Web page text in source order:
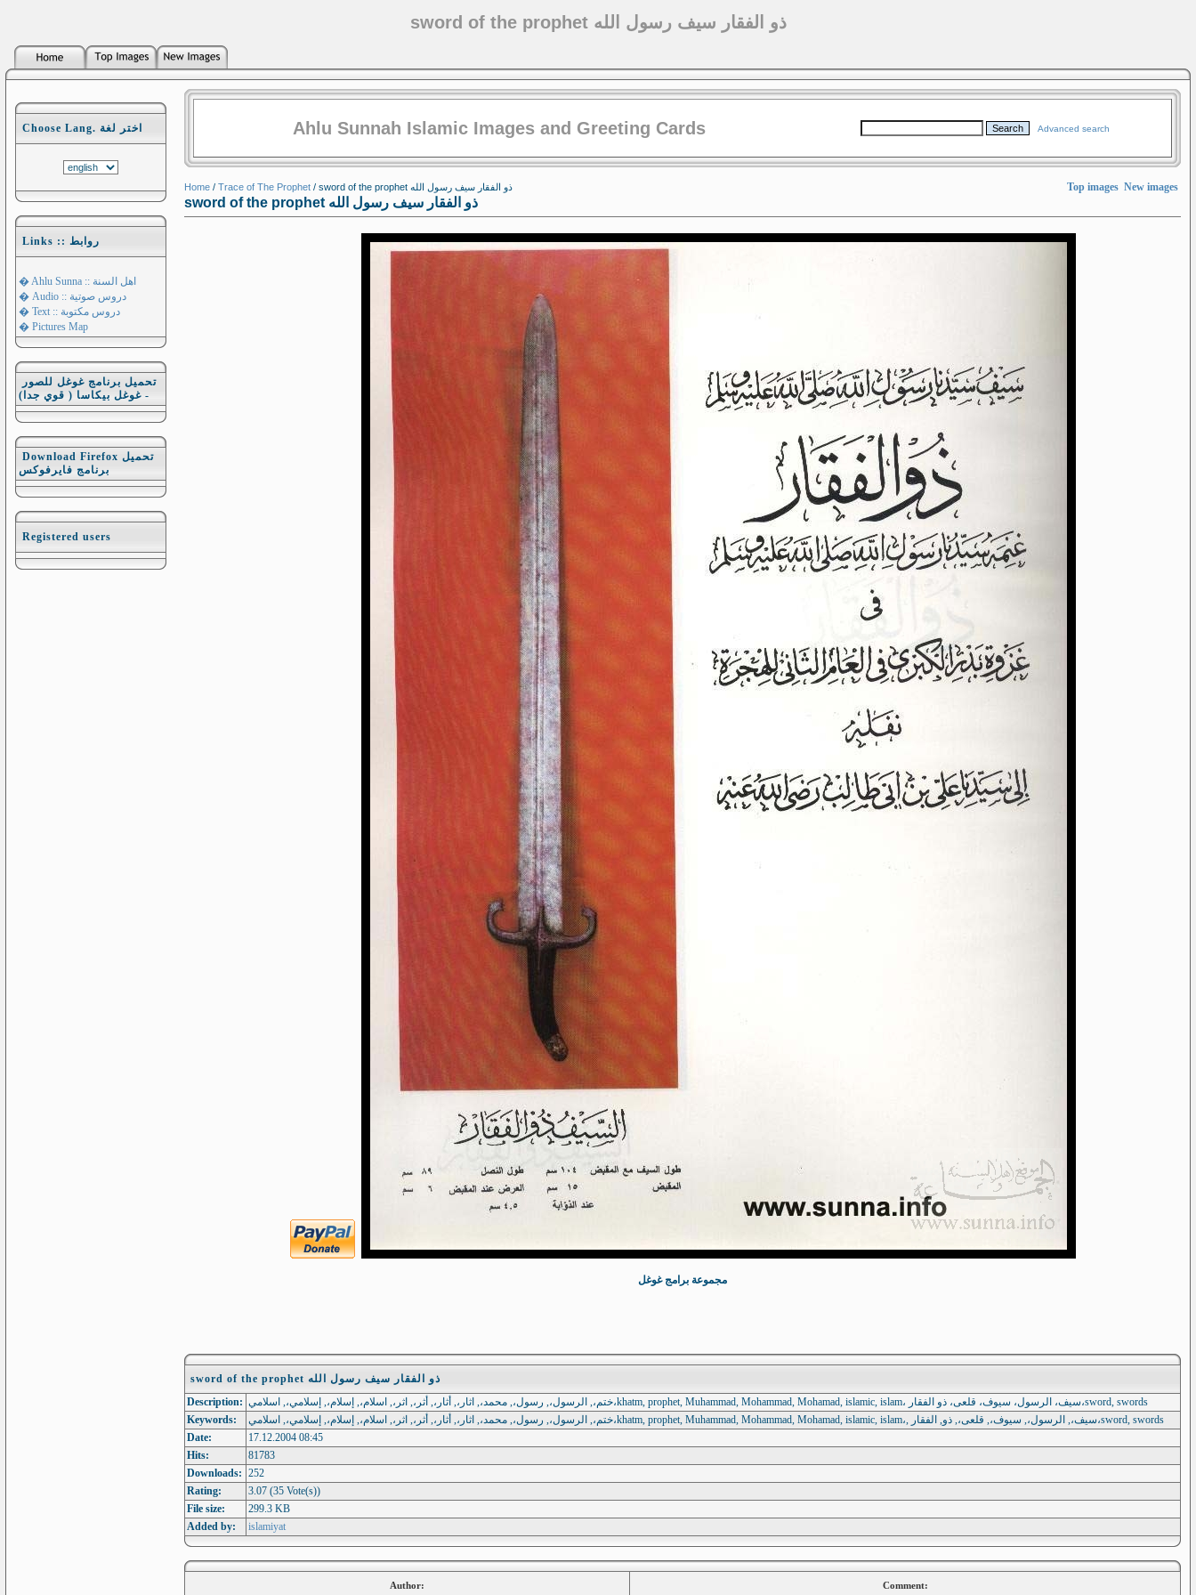
sword of the prophet ذو الفقار سيف رسول الله
Choose Lang. اختر لغة
Links :: روابط
� Ahlu Sunna :: اهل السنة
� Audio :: دروس صوتية
� Text :: دروس مكتوبة
� Pictures Map
تحميل برنامج غوغل للصور
- غوغل بيكاسا ( قوي جدا)
Download Firefox تحميل
برنامج فايرفوكس
Registered users
Ahlu Sunnah Islamic Images and Greeting Cards Advanced search
Home / Trace of The Prophet / sword of the prophet ذو الفقار سيف رسول الله Top images New images
sword of the prophet ذو الفقار سيف رسول الله
مجموعة برامج غوغل
sword of the prophet ذو الفقار سيف رسول الله
Description:
ختم،, الرسول،, رسول،, محمد،, اثار،, أثار،, أثر،, اثر،, اسلام،, إسلام،, إسلامي،, اسلامي،khatm, prophet, Muhammad, Mohammad, Mohamad, islamic, islam، سيف، الرسول، سيوف، قلعى، ذو الفقار،sword, swords
Keywords:
ختم،, الرسول،, رسول،, محمد،, اثار،, أثار،, أثر،, اثر،, اسلام،, إسلام،, إسلامي،, اسلامي،khatm, prophet, Muhammad, Mohammad, Mohamad, islamic, islam،, سيف،, الرسول،, سيوف،, قلعى،, ذو, الفقار،sword, swords
Date:
17.12.2004 08:45
Hits:
81783
Downloads: 252
Rating:
3.07 (35 Vote(s))
File size:
299.3 KB
Added by:
islamiyat
Author: Comment: